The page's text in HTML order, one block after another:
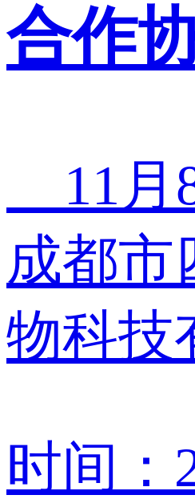
合作
11月
成都市
物科技
时间：